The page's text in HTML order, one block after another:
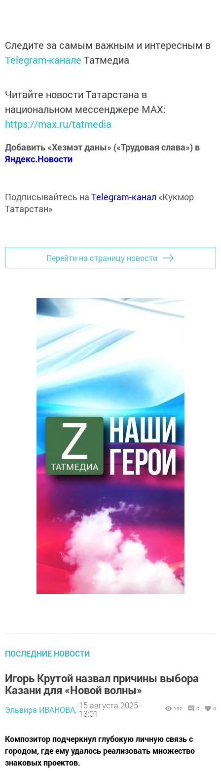
Следите за самым важным и интересным в
Telegram-канале Татмедиа
Читайте новости Татарстана в
национальном мессенджере MАХ:
https://max.ru/tatmedia
Добавить «Хезмэт даны» («Трудовая слава») в
Яндекс.Новости
Подписывайтесь на Telegram-канал «Кукмор
Татарстан»
Перейти на страницу новости
ПОСЛЕДНИЕ НОВОСТИ
Игорь Крутой назвал причины выбора
Казани для «Новой волны»
Эльвира ИВАНОВА, 15 августа 2025 -
13:01
192 0 0
Композитор подчеркнул глубокую личную связь с
городом, где ему удалось реализовать множество
знаковых проектов.